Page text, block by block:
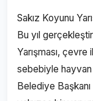
Sakız Koyunu
Bu yıl
Yarışması, çevre
sebebiyle hayvan
Belediye